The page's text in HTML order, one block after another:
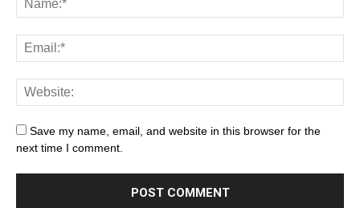
Save my name, email, and website in this browser for the
next time I comment.